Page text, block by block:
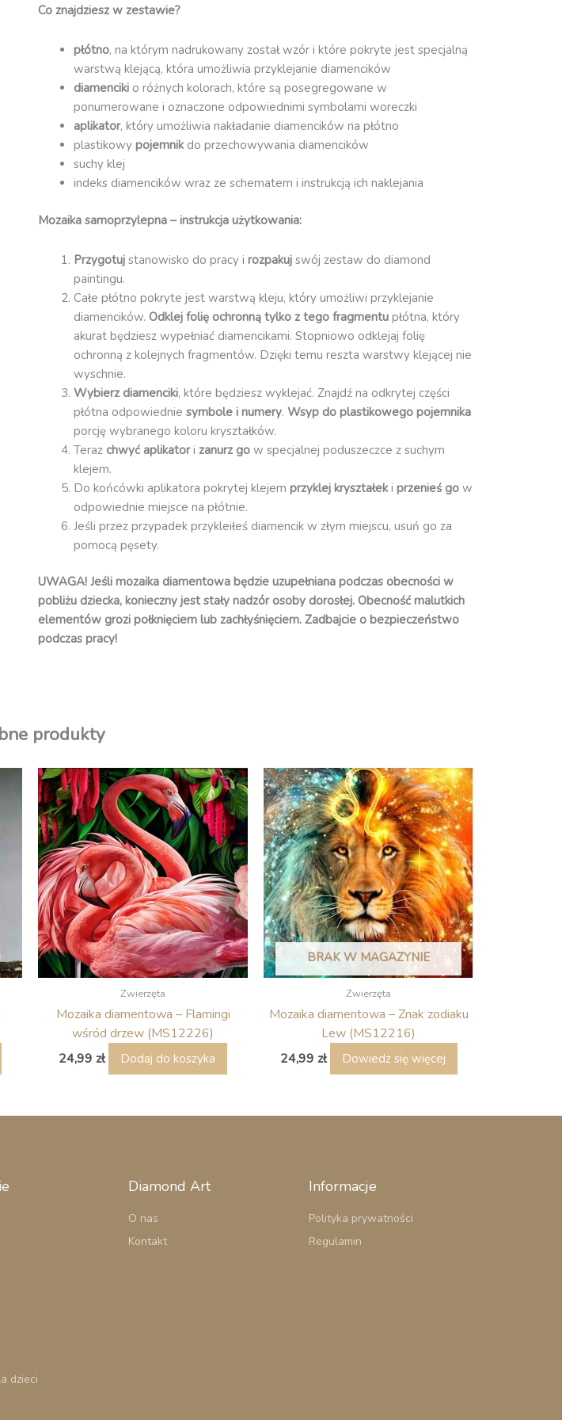
(NEW24)
Co znajdziesz w zestawie?
płótno, na którym nadrukowany został wzór i które pokryte jest specjalną
warstwą klejącą, która umożliwia przyklejanie diamencików
diamenciki o różnych kolorach, które są posegregowane w
ponumerowane i oznaczone odpowiednimi symbolami woreczki
aplikator, który umożliwia nakładanie diamencików na płótno
plastikowy pojemnik do przechowywania diamencików
suchy klej
indeks diamencików wraz ze schematem i instrukcją ich naklejania
Mozaika samoprzylepna – instrukcja użytkowania:
Przygotuj stanowisko do pracy i rozpakuj swój zestaw do diamond
paintingu.
Całe płótno pokryte jest warstwą kleju, który umożliwi przyklejanie
diamencików. Odklej folię ochronną tylko z tego fragmentu płótna, który
akurat będziesz wypełniać diamencikami. Stopniowo odklejaj folię
ochronną z kolejnych fragmentów. Dzięki temu reszta warstwy klejącej nie
wyschnie.
Wybierz diamenciki, które będziesz wyklejać. Znajdź na odkrytej części
płótna odpowiednie symbole i numery. Wsyp do plastikowego pojemnika
porcję wybranego koloru kryształków.
Teraz chwyć aplikatori zanurz go w specjalnej poduszeczce z suchym
klejem.
Do końcówki aplikatora pokrytej klejem przyklej kryształeki przenieś go w
odpowiednie miejsce na płótnie.
Jeśli przez przypadek przykleiłeś diamencik w złym miejscu, usuń go za
pomocą pęsety.
UWAGA! Jeśli mozaika diamentowa będzie uzupełniana podczas obecności w
pobliżu dziecka, konieczny jest stały nadzór osoby dorosłej. Obecność malutkich
elementów grozi połknięciem lub zachłyśnięciem. Zadbajcie o bezpieczeństwo
podczas pracy!
produkty
Zwierzęta
Mozaika diamentowa – Flamingi
wśród drzew (MS12226)
24,99 zł Dodaj do koszyka
BRAK W MAGAZYNIE
Zwierzęta
Mozaika diamentowa – Znak zodiaku
Lew (MS12216)
24,99 zł Dowiedz się więcej
dzieci
Diamond Art
O nas
Kontakt
Informacje
Polityka prywatności
Regulamin